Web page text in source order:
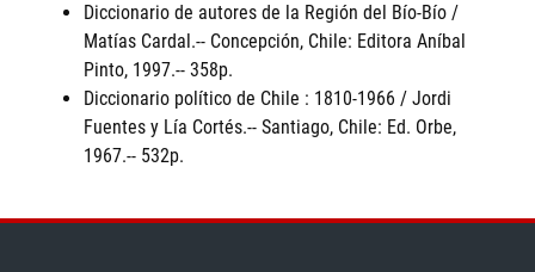
Diccionario de autores de la Región del Bío-Bío /
Matías Cardal.-- Concepción, Chile: Editora Aníbal
Pinto, 1997.-- 358p.
Diccionario político de Chile : 1810-1966 / Jordi
Fuentes y Lía Cortés.-- Santiago, Chile: Ed. Orbe,
1967.-- 532p.